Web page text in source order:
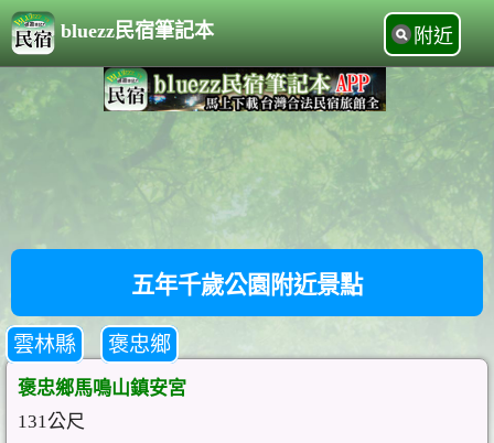
bluezz民宿筆記本 附近
五年千歲公園附近景點
雲林縣 褒忠鄉
褒忠鄉馬鳴山鎮安宮
131公尺